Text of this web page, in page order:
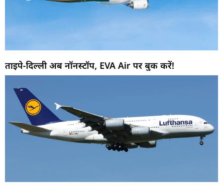
ताइपे-दिल्ली अब नॉनस्टॉप, EVA Air पर बुक करें!